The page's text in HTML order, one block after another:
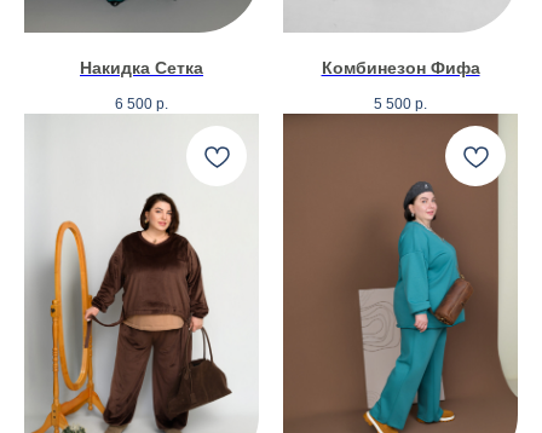
Накидка Сетка
6 500 р.
Комбинезон Фифа
5 500 р.